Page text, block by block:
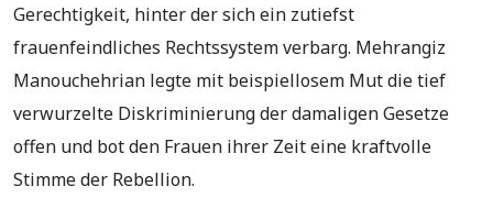
Gerechtigkeit, hinter der sich ein zutiefst
frauenfeindliches Rechtssystem verbarg. Mehrangiz
Manouchehrian legte mit beispiellosem Mut die tief
verwurzelte Diskriminierung der damaligen Gesetze
offen und bot den Frauen ihrer Zeit eine kraftvolle
Stimme der Rebellion.